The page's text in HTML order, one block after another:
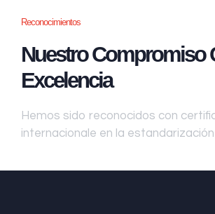
Reconocimientos
Nuestro Compromiso
Excelencia
Hemos sido reconocidos con
internacionale en la